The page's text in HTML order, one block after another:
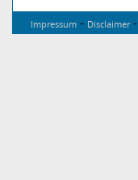
Impressum - Disclaimer-